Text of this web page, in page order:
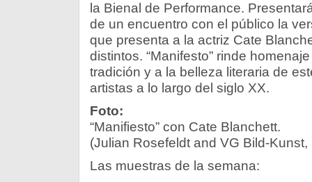
la Bienal de Performance.
de un encuentro con el público la
que presenta a la actriz Cate
distintos. “Manifesto” rinde
tradición y a la belleza literaria de
artistas a lo largo del siglo XX.
Foto:
“Manifiesto” con Cate Blanchett.
(Julian Rosefeldt and VG Bild-
Las muestras de la semana: